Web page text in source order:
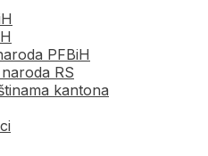
PFBiH
RS
kantona